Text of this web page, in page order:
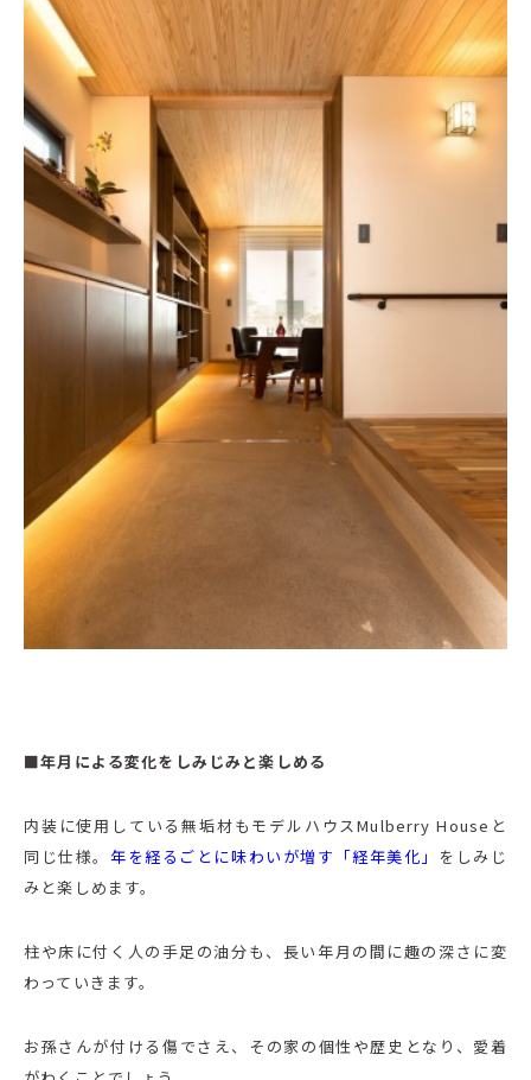
■年月による変化をしみじみと楽しめる
内装に使用している無垢材もモデルハウスMulberry Houseと
同じ仕様。 年を経るごとに味わいが増す「経年美化」
をしみじ
みと楽しめます。
柱や床に付く人の手足の油分も、長い年月の間に趣の深さに変
わっていきます。
お孫さんが付ける傷でさえ、その家の個性や歴史となり、愛着